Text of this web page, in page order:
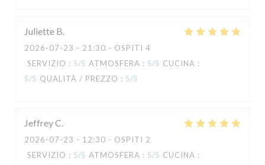
Juliette B
2026-07-23 - 21:30 - OSPITI 4
SERVIZIO : 5/5 ATMOSFERA : 5/5 CUCINA :
5/5 QUALITÀ / PREZZO : 5/5
JeffreyC
2026-07-23 - 12:30 - OSPITI 2
SERVIZIO : 5/5 ATMOSFERA : 5/5 CUCINA :